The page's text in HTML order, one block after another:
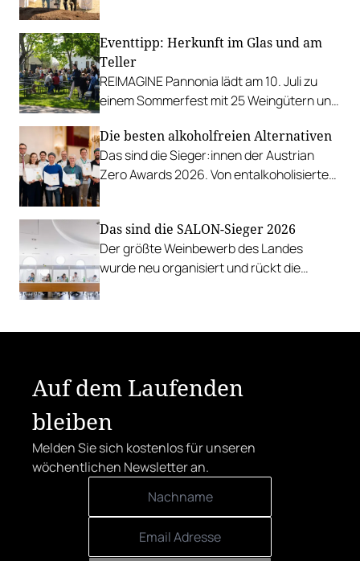
Eventtipp: Herkunft im Glas und am
Teller
REIMAGINE Pannonia lädt am 10. Juli zu
einem Sommerfest mit 25 Weingütern und
Esterhazy.
Die besten alkoholfreien Alternativen
Das sind die Sieger:innen der Austrian
Zero Awards 2026. Von entalkoholisierten
Das sind die SALON-Sieger 2026
Der größte Weinbewerb des Landes
wurde neu organisiert und rückt die
Auf dem Laufenden
bleiben
Melden Sie sich kostenlos für unseren
wöchentlichen Newsletter an.